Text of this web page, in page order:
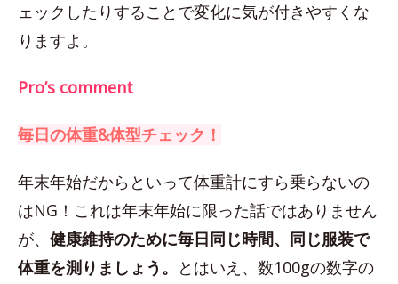
ェックしたりすることで変化に気が付きやすくな
りますよ。
Pro’s comment
毎日の体重&体型チェック！
年末年始だからといって体重計にすら乗らないの
はNG！これは年末年始に限った話ではありません
が、 健康維持のために毎日同じ時間、同じ服装で
体重を測りましょう。 とはいえ、数100gの数字の